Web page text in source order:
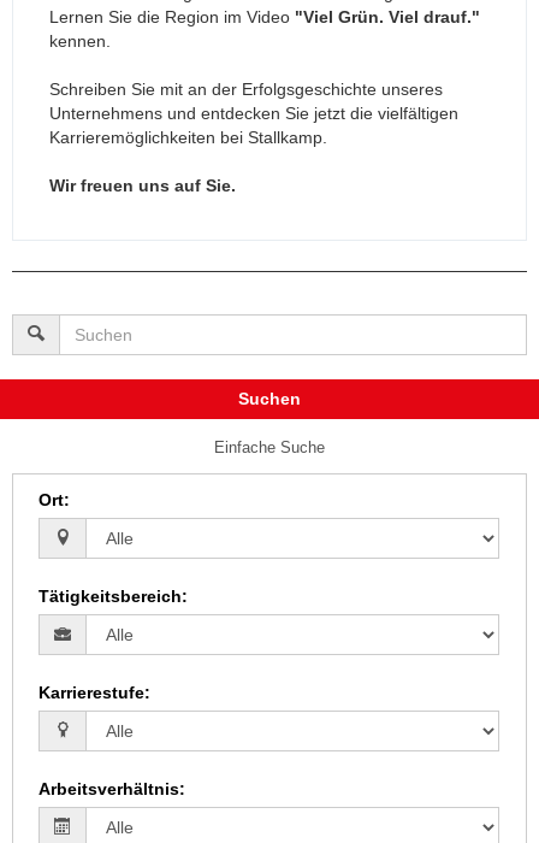
Lernen Sie die Region im Video "Viel Grün. Viel drauf."
kennen.
Schreiben Sie mit an der Erfolgsgeschichte unseres
Unternehmens und entdecken Sie jetzt die vielfältigen
Karrieremöglichkeiten bei Stallkamp.
Wir freuen uns auf Sie.
Suchen
Einfache Suche
Ort:
Tätigkeitsbereich:
Karrierestufe:
Arbeitsverhältnis: